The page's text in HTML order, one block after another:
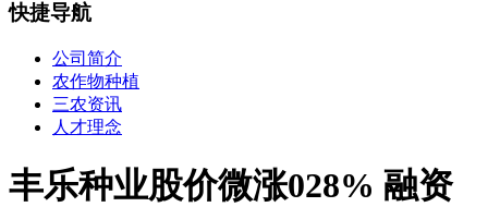
快捷导航
公司简介
农作物种植
三农资讯
人才理念
丰乐种业股价微涨028% 融资